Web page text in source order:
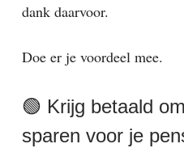
dank daarvoor.
Doe er je voordeel mee.
🟢 Krijg betaald
sparen voor je